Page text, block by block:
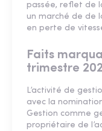
passée, reflet de
un marché de de
en perte de
Faits
trimestre
L’activité de
avec la
Gestion comme
propriétaire de